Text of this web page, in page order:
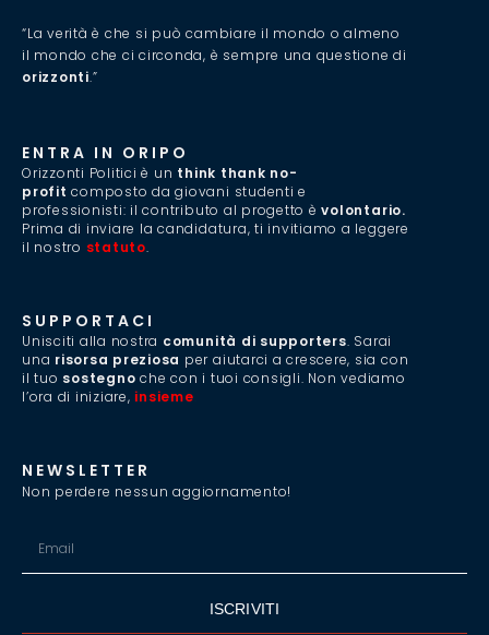
“La verità è che si può cambiare il mondo o almeno
il mondo che ci circonda, è sempre una questione di
orizzonti.”
ENTRA IN ORIPO
Orizzonti Politici è un think thank no-
profit composto da giovani studenti e
professionisti: il contributo al progetto èvolontario.
Prima di inviare la candidatura, ti invitiamo a leggere
il nostro statuto.
SUPPORTACI
Unisciti alla nostra comunità di supporters. Sarai
una risorsa preziosa per aiutarci a crescere, sia con
il tuo sostegno che con i tuoi consigli. Non vediamo
l’ora di iniziare, insieme
NEWSLETTER
Non perdere nessun aggiornamento!
ISCRIVITI